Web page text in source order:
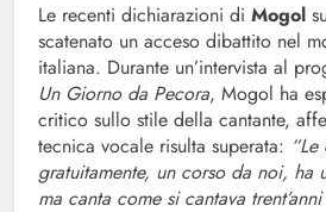
Le recenti dichiarazioni di Mogol
scatenato un acceso dibattito nel
italiana. Durante un’intervista al
Un Giorno da Pecora, Mogol ha
critico sullo stile della cantante,
tecnica vocale risulta superata:
gratuitamente, un corso da noi, ha
ma canta come si cantava